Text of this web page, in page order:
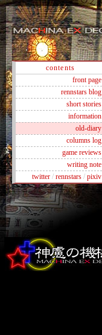
contents
front page
rennstars blog
short stories
information
old-diary
columns log
game reviews
writing note
twitter / rennstars / pixiv